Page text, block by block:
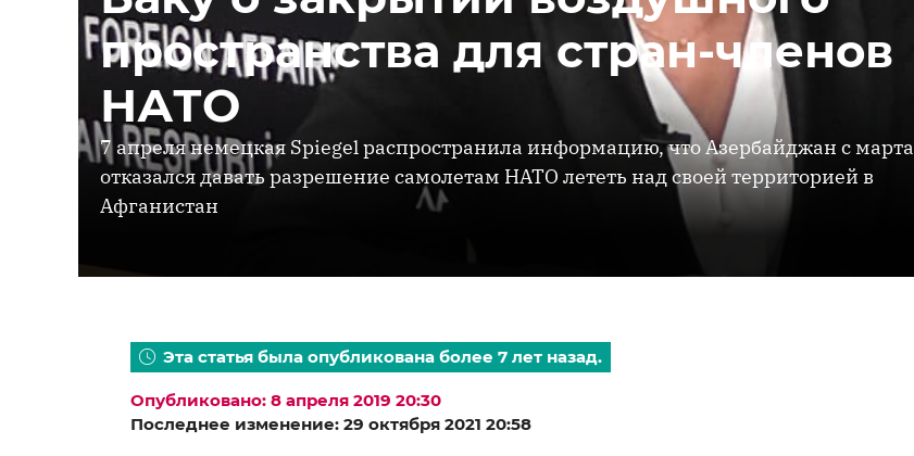
пространства для стран-членов
НАТО
7 апреля немецкая Spiegel распространила информацию, что Азербайджан с марта
отказался давать разрешение самолетам НАТО лететь над своей территорией в
Афганистан
Эта статья была опубликована более 7 лет назад.
Опубликовано: 8 апреля 2019 20:30
Последнее изменение: 29 октября 2021 20:58